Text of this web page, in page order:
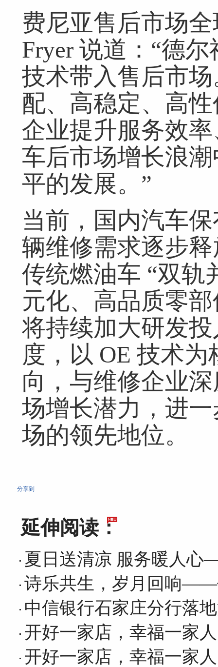
费尼亚售后市场
Fryer 说道：“德
技术带入售后市
配、高稳定、高
企业提升服务效
车后市场增长浪
平的发展。”
当前，国内汽车
辆维修需求逐步
传统燃油车 “双轨
元化、高品质零
将持续加大研发
度，以 OE 技术
向，与维修企业
场增长潜力，进
场的领先地位。
分享到
延伸阅读：
夏日送清凉 服务暖人
诗乐共生，岁月回响——
中信银行石家庄分行落
开好一家店，幸福一家
开好一家店，幸福一家